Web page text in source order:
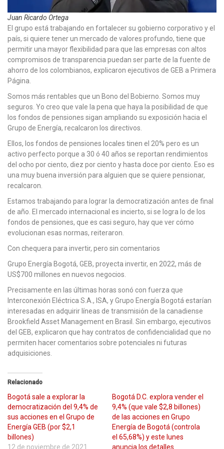
Juan Ricardo Ortega
El grupo está trabajando en fortalecer su gobierno corporativo y el
país, si quiere tener un mercado de valores profundo, tiene que
permitir una mayor flexibilidad para que las empresas con altos
compromisos de transparencia puedan ser parte de la fuente de
ahorro de los colombianos, explicaron ejecutivos de GEB a Primera
Página.
Somos más rentables que un Bono del Bobierno. Somos muy
seguros. Yo creo que vale la pena que haya la posibilidad de que
los fondos de pensiones sigan ampliando su exposición hacia el
Grupo de Energía, recalcaron los directivos.
Ellos, los fondos de pensiones locales tinen el 20% pero es un
activo perfecto porque a 30 ó 40 años se reportan rendimientos
del ocho por ciento, diez por ciento y hasta doce por ciento. Eso es
una muy buena inversión para alguien que se quiere pensionar,
recalcaron.
Estamos trabajando para lograr la democratización antes de final
de año. El mercado internacional es incierto, si se logra lo de los
fondos de pensiones, que es casi seguro, hay que ver cómo
evolucionan esas normas, reiteraron.
Con chequera para invertir, pero sin comentarios
Grupo Energía Bogotá, GEB, proyecta invertir, en 2022, más de
US$700 millones en nuevos negocios.
Precisamente en las últimas horas sonó con fuerza que
Interconexión Eléctrica S.A., ISA, y Grupo Energía Bogotá estarían
interesadas en adquirir líneas de transmisión de la canadiense
Brookfield Asset Management en Brasil. Sin embargo, ejecutivos
del GEB, explicaron que hay contratos de confidencialidad que no
permiten hacer comentarios sobre potenciales ni futuras
adquisiciones.
Relacionado
Bogotá sale a explorar la
democratización del 9,4% de
sus acciones en el Grupo de
Energía GEB (por $2,1
billones)
12 de noviembre de 2021
Bogotá D.C. explora vender el
9,4% (que vale $2,8 billones)
de las acciones en Grupo
Energía de Bogotá (controla
el 65,68%) y este lunes
anuncia los detalles